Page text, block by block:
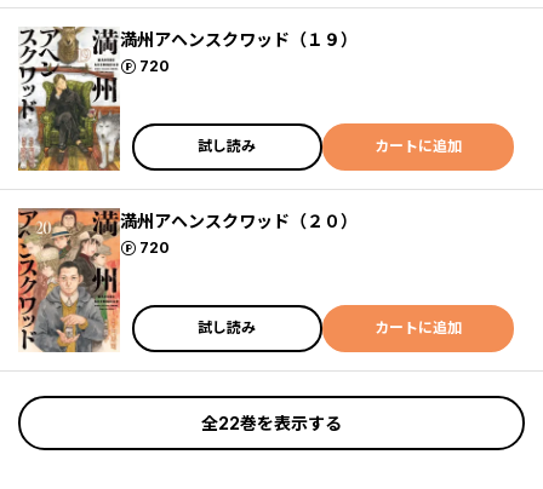
満州アヘンスクワッド（１９）
720
ポイント
試し読み カートに追加
満州アヘンスクワッド（２０）
720
ポイント
試し読み カートに追加
全22巻を表示する